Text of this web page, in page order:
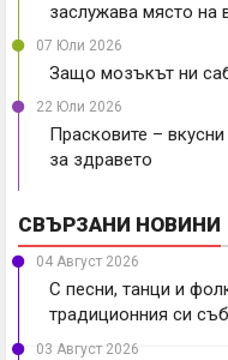
заслужава място на
07 Юли 2026
Защо мозъкът ни
22 Юли 2026
Прасковите –
за здравето
СВЪРЗАНИ НОВИНИ
04 Август 2026
С песни, танци и
традиционния си
03 Август 2026